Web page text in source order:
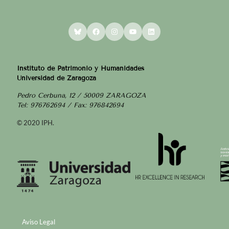
BlueskyFacebookInstagram
YouTubeLinkedIn
Instituto de Patrimonio y Humanidades
Universidad de Zaragoza
Pedro Cerbuna, 12 / 50009 ZARAGOZA
Tel: 976762694 / Fax: 976842694
© 2020 IPH.
Aviso Legal